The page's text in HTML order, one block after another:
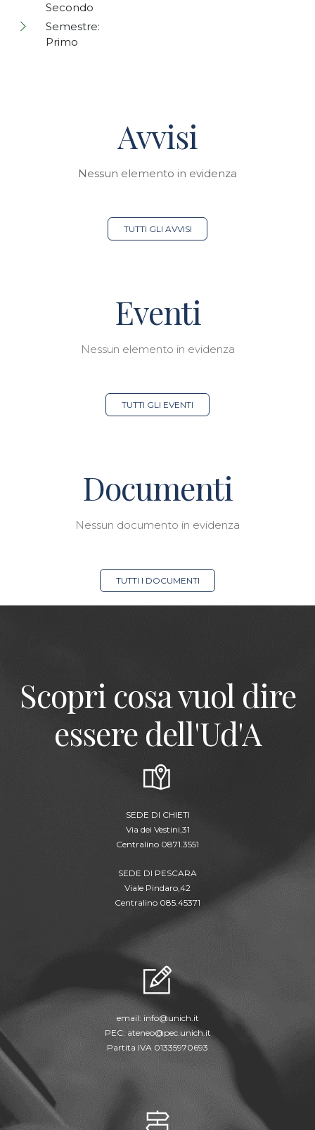
Secondo
Semestre:
Primo
Avvisi
Nessun elemento in evidenza
TUTTI GLI AVVISI
Eventi
Nessun elemento in evidenza
TUTTI GLI EVENTI
Documenti
Nessun documento in evidenza
TUTTI I DOCUMENTI
Scopri cosa vuol dire
essere dell'Ud'A
SEDE DI CHIETI
Via dei Vestini,31
Centralino 0871.3551
SEDE DI PESCARA
Viale Pindaro,42
Centralino 085.45371
email: info@unich.it
PEC: ateneo@pec.unich.it
Partita IVA 01335970693